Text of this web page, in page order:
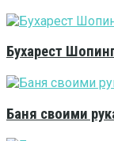
Бухарест
Баня своими